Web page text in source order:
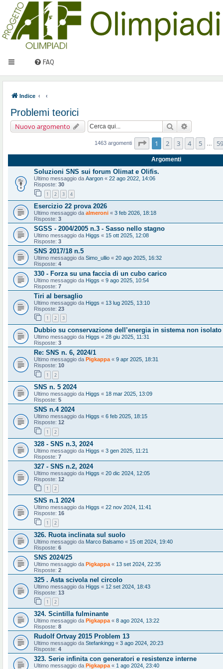
FAQ
Indice
Problemi teorici
Nuovo argomento Cerca
1463 argomenti Pagina1 di59
1 2 3 4 5 59
Argomenti
Soluzioni SNS sui forum Olimat e Olifis.
Ultimo messaggio da Aargon « 22 ago 2022, 14:06
Risposte: 30
1 2 3 4
Esercizio 22 prova 2026
Ultimo messaggio da almeroni « 3 feb 2026, 18:18
Risposte: 3
SGSS - 2004/2005 n.3 - Sasso nello stagno
Ultimo messaggio da Higgs « 15 ott 2025, 12:08
Risposte: 3
SNS 2017/18 n.5
Ultimo messaggio da Simo_ullio « 20 ago 2025, 16:32
Risposte: 4
330 - Forza su una faccia di un cubo carico
Ultimo messaggio da Higgs « 9 ago 2025, 10:54
Risposte: 7
Tiri al bersaglio
Ultimo messaggio da Higgs « 13 lug 2025, 13:10
Risposte: 23
1 2 3
Dubbio su conservazione dell’energia in sistema non
Ultimo messaggio da Higgs « 28 giu 2025, 11:31
Risposte: 3
Re: SNS n. 6, 2024/1
Ultimo messaggio da Pigkappa « 9 apr 2025, 18:31
Risposte: 10
1 2
SNS n. 5 2024
Ultimo messaggio da Higgs « 18 mar 2025, 13:09
Risposte: 5
SNS n.4 2024
Ultimo messaggio da Higgs « 6 feb 2025, 18:15
Risposte: 12
1 2
328 - SNS n.3, 2024
Ultimo messaggio da Higgs « 3 gen 2025, 11:21
Risposte: 7
327 - SNS n.2, 2024
Ultimo messaggio da Higgs « 20 dic 2024, 12:05
Risposte: 12
1 2
SNS n.1 2024
Ultimo messaggio da Higgs « 22 nov 2024, 11:41
Risposte: 16
1 2
326. Ruota inclinata sul suolo
Ultimo messaggio da Marco Balsamo « 15 ott 2024, 19:40
Risposte: 6
SNS 2024/25
Ultimo messaggio da Pigkappa « 13 set 2024, 22:35
Risposte: 2
325 . Asta scivola nel circolo
Ultimo messaggio da Higgs « 12 set 2024, 18:43
Risposte: 13
1 2
324. Scintilla fulminante
Ultimo messaggio da Pigkappa« 8 ago 2024, 13:22
Risposte: 8
Rudolf Ortvay 2015 Problem 13
Ultimo messaggio da Stefankingg « 3 ago 2024, 20:23
Risposte: 4
323. Serie infinita con generatori e resistenze interne
Ultimo messaggio da Pigkappa« 1 ago 2024, 23:40